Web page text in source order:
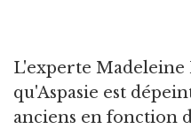
L'experte Madeleine
qu'Aspasie est
anciens en fonction